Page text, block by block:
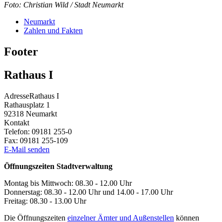
Foto: Christian Wild / Stadt Neumarkt
Neumarkt
Zahlen und Fakten
Footer
Rathaus I
AdresseRathaus I
Rathausplatz 1
92318 Neumarkt
Kontakt
Telefon: 09181 255-0
Fax: 09181 255-109
E-Mail senden
Öffnungszeiten Stadtverwaltung
Montag bis Mittwoch: 08.30 - 12.00 Uhr
Donnerstag: 08.30 - 12.00 Uhr und 14.00 - 17.00 Uhr
Freitag: 08.30 - 13.00 Uhr
Die Öffnungszeiten einzelner Ämter und Außenstellen können